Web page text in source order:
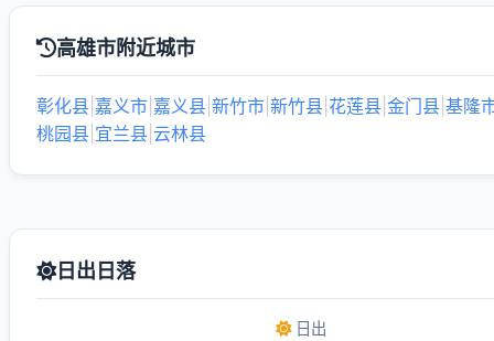
高雄市附近城市
彰化县 嘉义市 嘉义县 新竹市 新竹县 花莲县 金门县 基隆
桃园县 宜兰县 云林县
日出日落
日出